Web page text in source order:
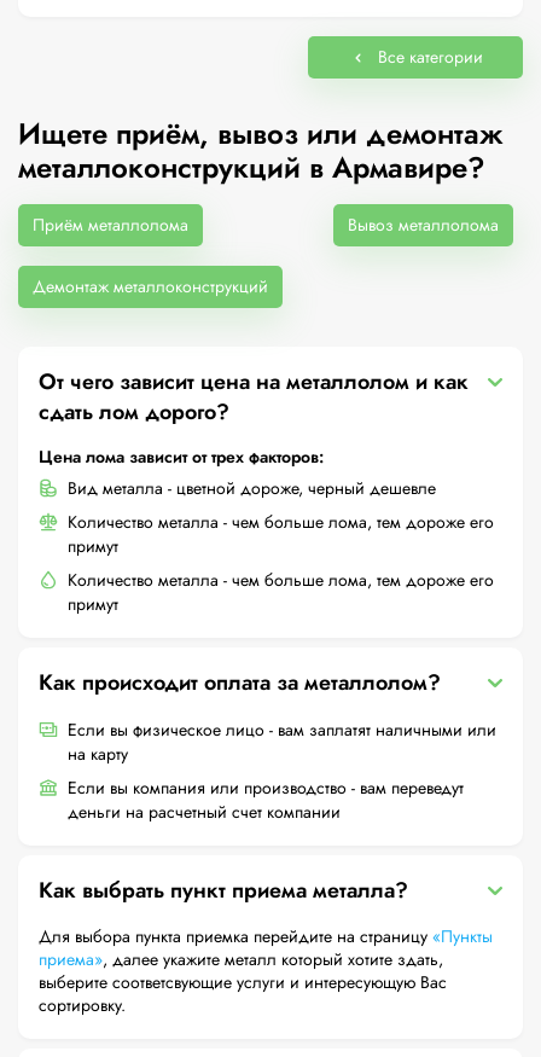
Все категории
Ищете приём, вывоз или демонтаж
металлоконструкций в Армавире?
Приём металлолома Вывоз металлолома
Демонтаж металлоконструкций
От чего зависит цена на металлолом и как
сдать лом дорого?
Цена лома зависит от трех факторов:
Вид металла - цветной дороже, черный дешевле
Количество металла - чем больше лома, тем дороже его
примут
Количество металла - чем больше лома, тем дороже его
примут
Как происходит оплата за металлолом?
Если вы физическое лицо - вам заплатят наличными или
на карту
Если вы компания или производство - вам переведут
деньги на расчетный счет компании
Как выбрать пункт приема металла?
Для выбора пункта приемка перейдите на страницу «Пункты
приема», далее укажите металл который хотите здать,
выберите соответсвующие услуги и интересующую Вас
сортировку.